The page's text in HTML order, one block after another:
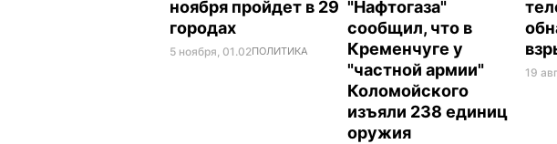
ноября пройдет в 29
городах
5 ноября, 01.02ПОЛИТИКА
"Нафтогаза"
сообщил, что в
Кременчуге у
"частной армии"
Коломойского
изъяли 238 единиц
оружия
19